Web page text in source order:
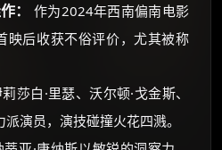
：
作为2024年西南偏南电影
映后收获不俗评价，尤其被称
莎白·里瑟、沃尔顿·戈金斯、
演员，演技碰撞火花四溅。